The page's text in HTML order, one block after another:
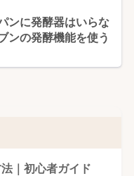
ンに発酵器はいらな
ンの発酵機能を使う
｜初心者ガイド